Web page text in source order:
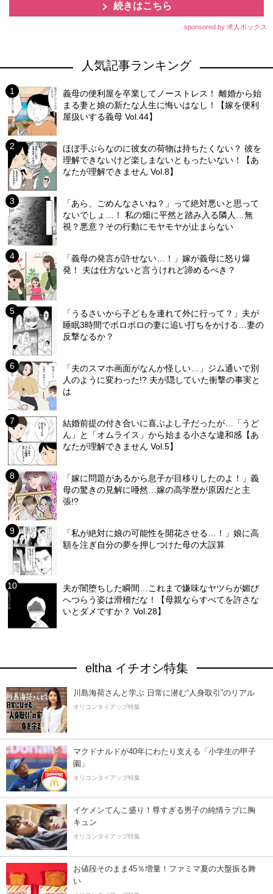
続きはこちら
sponsored by 求人ボックス
人気記事ランキング
義母の便利屋を卒業してノーストレス！ 離婚から始
まる妻と娘の新たな人生に悔いはなし！【嫁を便利
屋扱いする義母 Vol.44】
ほぼ手ぶらなのに彼女の荷物は持ちたくない？ 彼を
理解できないけど楽しまないともったいない！【あ
なたが理解できません Vol.8】
「あら、ごめんなさいね？」って絶対悪いと思って
ないでしょ…！ 私の畑に平然と踏み入る隣人…無
視？悪意？その行動にモヤモヤが止まらない
「義母の発言が許せない…！」嫁が義母に怒り爆
発！ 夫は仕方ないと言うけれど諦めるべき？
「うるさいから子どもを連れて外に行って？」夫が
睡眠3時間でボロボロの妻に追い打ちをかける…妻の
反撃なるか？
「夫のスマホ画面がなんか怪しい…」ジム通いで別
人のように変わった!? 夫が隠していた衝撃の事実と
は
結婚前提の付き合いに喜ぶよし子だったが…「うど
ん」と「オムライス」から始まる小さな違和感【あ
なたが理解できません Vol.5】
「嫁に問題があるから息子が目移りしたのよ！」義
母の驚きの見解に唖然…嫁の高学歴が原因だと主
張!?
「私が絶対に娘の可能性を開花させる…！」娘に高
額を注ぎ自分の夢を押しつけた母の大誤算
夫が闇堕ちした瞬間…これまで嫌味なヤツらが媚び
へつらう姿は滑稽だな！【母親ならすべてを許さな
いとダメですか？ Vol.28】
eltha イチオシ特集
川島海荷さんと学ぶ 日常に潜む“人身取引”のリアル
オリコンタイアップ特集
マクドナルドが40年にわたり支える「小学生の甲子
園」
オリコンタイアップ特集
イケメンてんこ盛り！尊すぎる男子の純情ラブに胸
キュン
オリコンタイアップ特集
お値段そのまま45％増量！ファミマ夏の大盤振る舞
い